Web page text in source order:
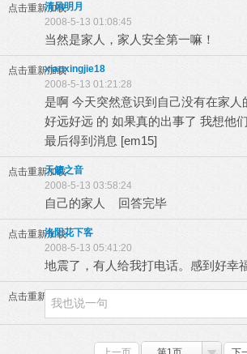
点击重新加载
清风明月
2008-5-13 01:08:45
当然是家人，家人安全第一嘛！
点击重新加载xiaoxingjie18
2008-5-13 01:21:28
是啊 今天突然意识到自己没有在家人
好远好远 的 如果真的出事了 我想他
最后得到消息 [em15]
点击重新加载
天籁之音
2008-5-13 03:58:24
自己的家人 回答完毕
点击重新加载洛阳花下客
2008-5-13 05:41:20
地震了，有人给我打电话。感到好幸
点击重新加载